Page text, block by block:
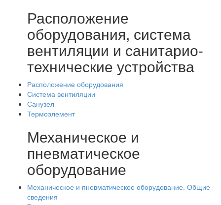
Расположение
оборудования, система
вентиляции и санитарио-
технические устройства
Расположение оборудования
Система вентиляции
Санузел
Термоэлемент
Механическое и
пневматическое
оборудование
Механическое и пневматическое оборудование. Общие
сведения